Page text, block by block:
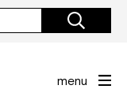
menu